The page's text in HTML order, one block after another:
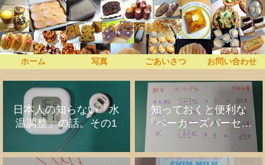
うちでプロぱん
ホーム 写真 ごあいさつ お問い合わせ
日本人の知らない「水
温調整」の話。その1
知っておくと便利な
「ベーカーズパーセン
ト」の話